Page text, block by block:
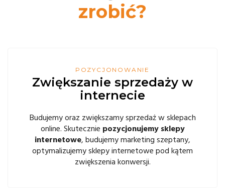
zrobić?
POZYCJONOWANIE
Zwiększanie sprzedaży w
internecie
Budujemy oraz zwiększamy sprzedaż w sklepach
online. Skutecznie pozycjonujemy sklepy
internetowe, budujemy marketing szeptany,
optymalizujemy sklepy internetowe pod kątem
zwiększenia konwersji.